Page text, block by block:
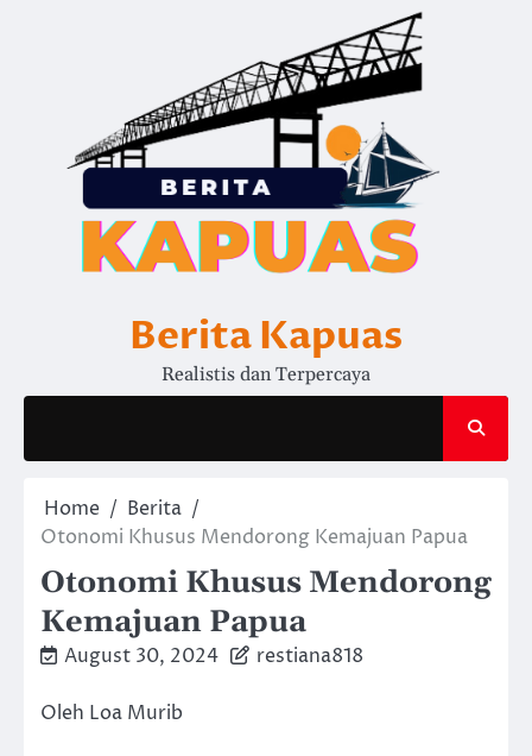
Berita Kapuas
Realistis dan Terpercaya
Home
Berita
Otonomi Khusus Mendorong Kemajuan Papua
Otonomi Khusus Mendorong
Kemajuan Papua
August 30, 2024 restiana818
Oleh Loa Murib